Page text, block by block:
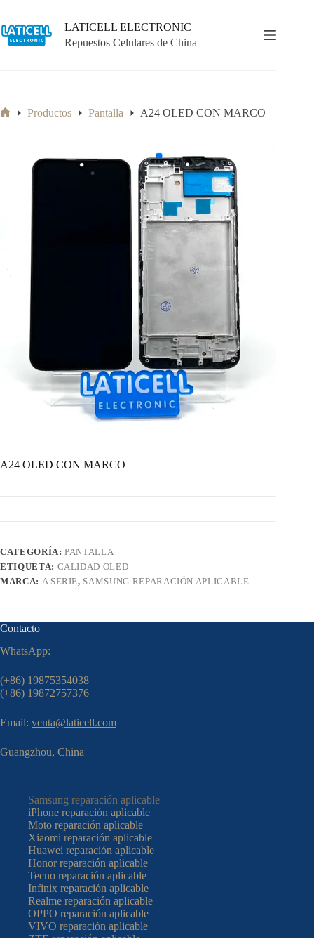
contenido
LATICELL ELECTRONIC
Repuestos Celulares de China
Productos Pantalla A24 OLED CON MARCO
A24 OLED CON MARCO
CATEGORÍA:PANTALLA
ETIQUETA: CALIDAD OLED
MARCA: A SERIE, SAMSUNG REPARACIÓN APLICABLE
Contacto
WhatsApp:
(+86) 19875354038
(+86) 19872757376
Email: venta@laticell.com
Guangzhou, China
Samsung reparación aplicable
iPhone reparación aplicable
Moto reparación aplicable
Xiaomi reparación aplicable
Huawei reparación aplicable
Honor reparación aplicable
Tecno reparación aplicable
Infinix reparación aplicable
Realme reparación aplicable
OPPO reparación aplicable
VIVO reparación aplicable
ZTE reparación aplicable